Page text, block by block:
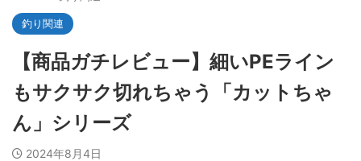
釣り関連
【商品ガチレビュー】細いPEライン
もサクサク切れちゃう「カットちゃ
ん」シリーズ
2024年8月4日